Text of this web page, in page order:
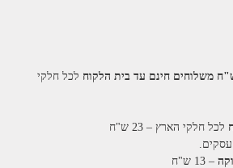
משלוחים חינם עד בית הלקוח לכל חלקי
לכל חלקי הארץ – 23 ש"ח
– 13 ש"ח